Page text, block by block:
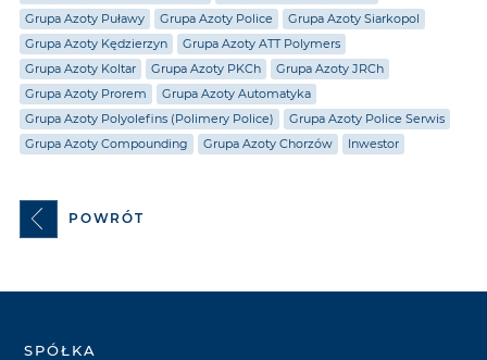
Grupa Azoty Puławy
Grupa Azoty Police
Grupa Azoty Siarkopol
Grupa Azoty Kędzierzyn
Grupa Azoty ATT Polymers
Grupa Azoty Koltar
Grupa Azoty PKCh
Grupa Azoty JRCh
Grupa Azoty Prorem
Grupa Azoty Automatyka
Grupa Azoty Polyolefins (Polimery Police)
Grupa Azoty Police Serwis
Grupa Azoty Compounding
Grupa Azoty Chorzów Inwestor
POWRÓT
SPÓŁKA